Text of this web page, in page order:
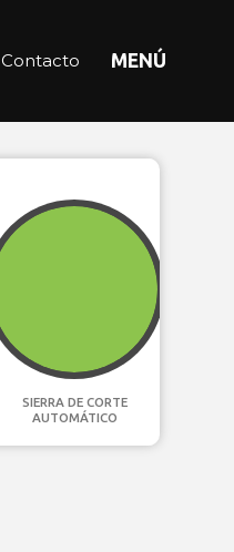
Contacto MENÚ
SIERRA DE CORTE
AUTOMÁTICO